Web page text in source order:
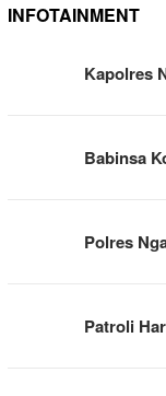
INFOTAINMENT
Kapolres
Babinsa
Polres
Patroli